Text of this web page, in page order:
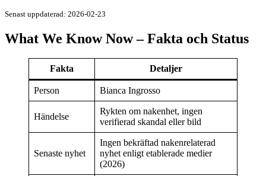
Senast uppdaterad: 2026-02-23
What We Know Now – Fakta och Status
Fakta Detaljer
Person Bianca Ingrosso
Händelse
Rykten om nakenhet, ingen
verifierad skandal eller bild
Senaste nyhet
Ingen bekräftad nakenrelaterad
nyhet enligt etablerade medier
(2026)